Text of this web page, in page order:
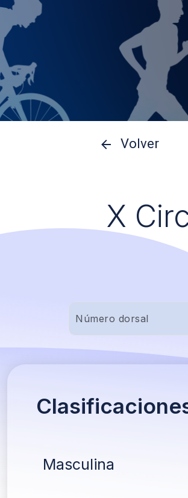
Volver
X
Masculina